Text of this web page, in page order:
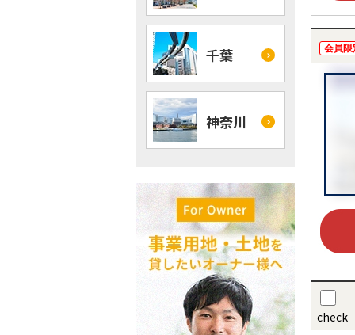
会員限
check
千葉
神奈川